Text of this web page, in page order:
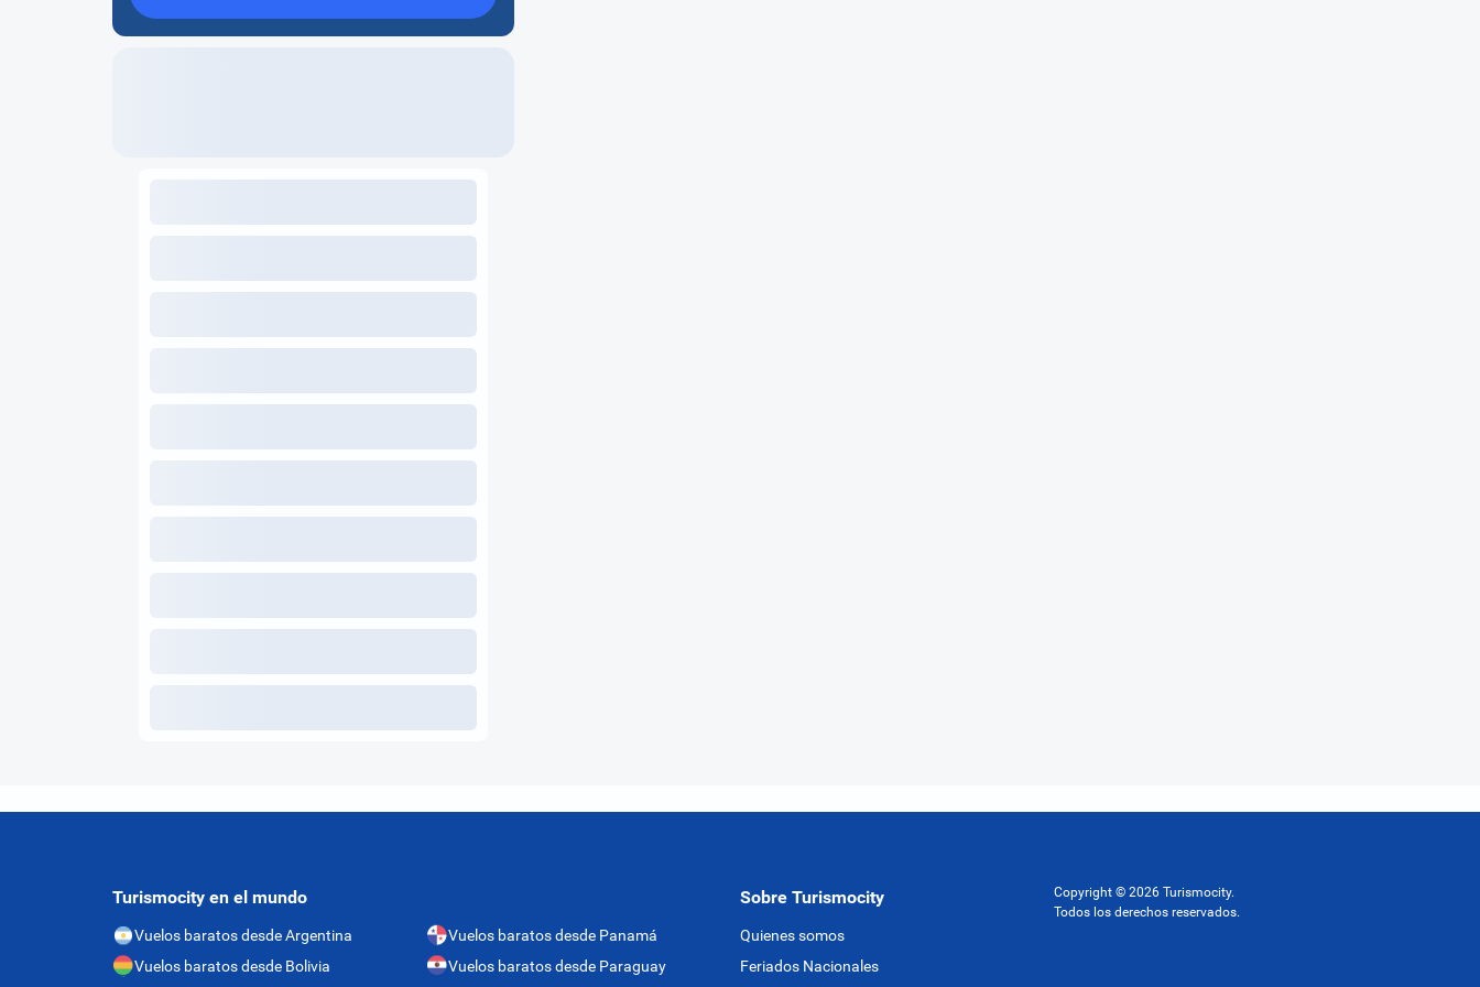
Turismocity en el mundo
Vuelos baratos desde Argentina
Vuelos baratos desde Bolivia
Vuelos baratos desde Panamá
Vuelos baratos desde Paraguay
Sobre Turismocity
Quienes somos
Feriados Nacionales
Copyright © 2026 Turismocity.
Todos los derechos reservados.